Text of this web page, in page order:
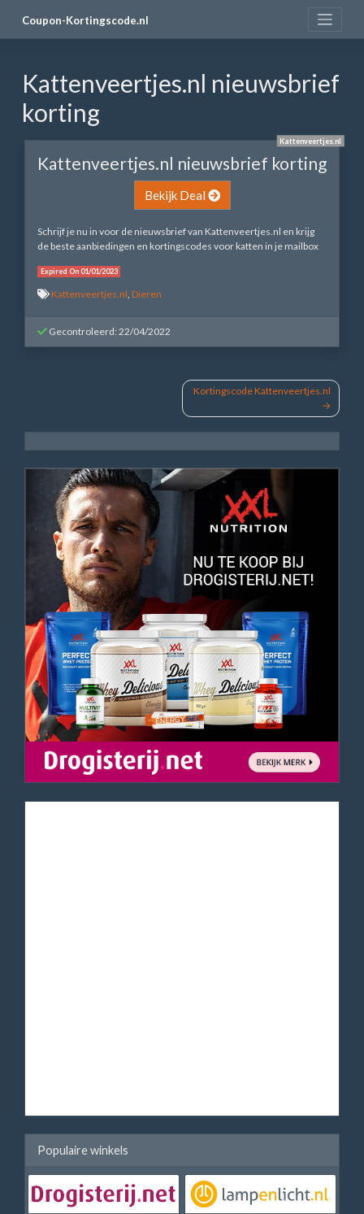
Coupon-Kortingscode.nl
Kattenveertjes.nl nieuwsbrief
korting
Kattenveertjes.nl
Kattenveertjes.nl nieuwsbrief korting
Bekijk Deal
Schrijf je nu in voor de nieuwsbrief van Kattenveertjes.nl en krijg
de beste aanbiedingen en kortingscodes voor katten in je mailbox
Expired On 01/01/2023
Kattenveertjes.nl Dieren
Gecontroleerd: 22/04/2022
Kortingscode Kattenveertjes.nl
Populaire winkels